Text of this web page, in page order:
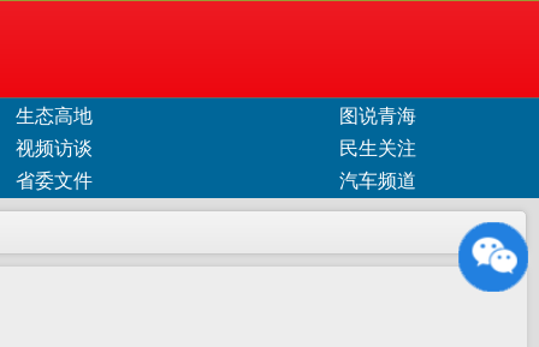
生态高地
图说青海
视频访谈
民生关注
省委文件 汽车频道